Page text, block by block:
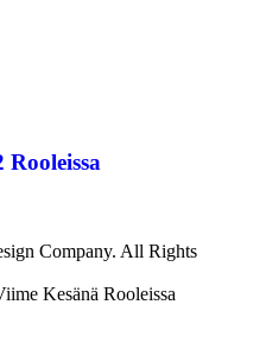
Company. All Rights
Kesänä Rooleissa